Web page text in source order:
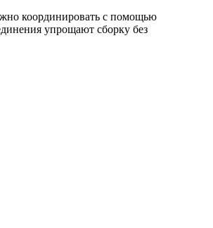
координировать с помощью
упрощают сборку без